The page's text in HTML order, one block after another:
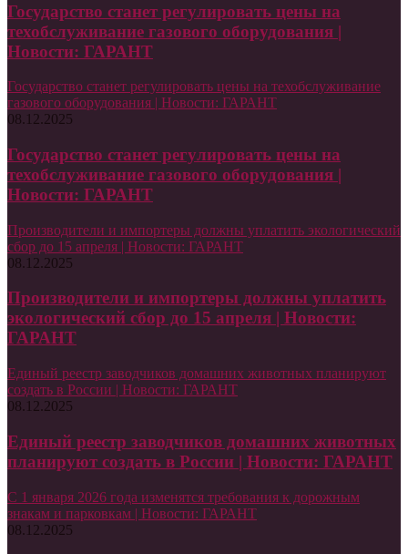
Государство станет регулировать цены на
техобслуживание газового оборудования |
Новости: ГАРАНТ
Государство станет регулировать цены на техобслуживание
газового оборудования | Новости: ГАРАНТ
08.12.2025
Государство станет регулировать цены на
техобслуживание газового оборудования |
Новости: ГАРАНТ
Производители и импортеры должны уплатить экологический
сбор до 15 апреля | Новости: ГАРАНТ
08.12.2025
Производители и импортеры должны уплатить
экологический сбор до 15 апреля | Новости:
ГАРАНТ
Единый реестр заводчиков домашних животных планируют
создать в России | Новости: ГАРАНТ
08.12.2025
Единый реестр заводчиков домашних животных
планируют создать в России | Новости: ГАРАНТ
С 1 января 2026 года изменятся требования к дорожным
знакам и парковкам | Новости: ГАРАНТ
08.12.2025